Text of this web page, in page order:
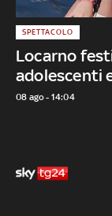
Locarno
adolescenti
SPETTACOLO
08 ago - 14:04